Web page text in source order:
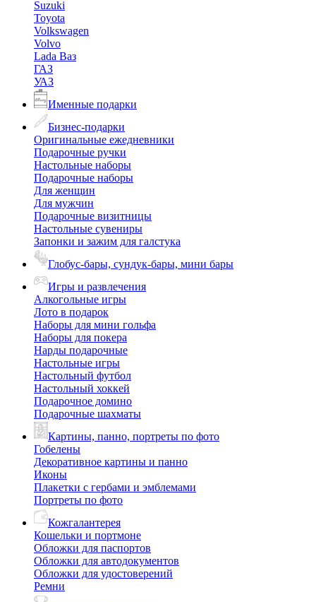
Suzuki
Toyota
Volkswagen
Volvo
Lada Ваз
ГАЗ
УАЗ
Именные подарки
Бизнес-подарки
Оригинальные ежедневники
Подарочные ручки
Настольные наборы
Подарочные наборы
Для женщин
Для мужчин
Подарочные визитницы
Настольные сувениры
Запонки и зажим для галстука
Глобус-бары, сундук-бары, мини бары
Игры и развлечения
Алкогольные игры
Лото в подарок
Наборы для мини гольфа
Наборы для покера
Нарды подарочные
Настольные игры
Настольный футбол
Настольный хоккей
Подарочное домино
Подарочные шахматы
Картины, панно, портреты по фото
Гобелены
Декоративное картины и панно
Иконы
Плакетки с гербами и эмблемами
Портреты по фото
Кожгалантерея
Кошельки и портмоне
Обложки для паспортов
Обложки для автодокументов
Обложки для удостоверений
Ремни